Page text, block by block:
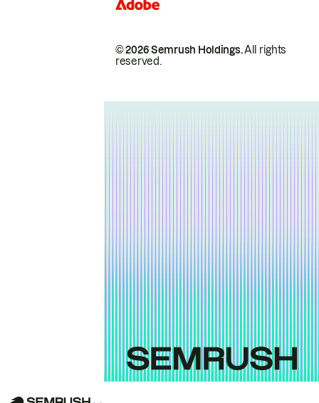
© 2026 Semrush Holdings.All rights
reserved.